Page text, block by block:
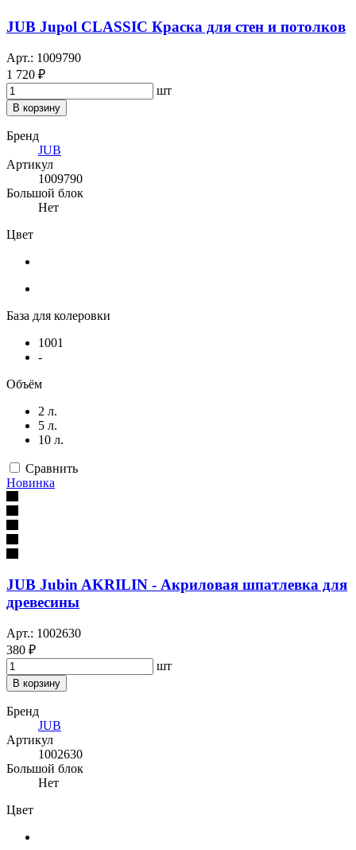
JUB Jupol CLASSIC Краска для стен и потолков
Арт.: 1009790
1 720 ₽
шт
В корзину
Бренд
JUB
Артикул
1009790
Большой блок
Нет
Цвет
База для колеровки
1001
-
Объём
2 л.
5 л.
10 л.
Сравнить
Новинка
JUB Jubin AKRILIN - Акриловая шпатлевка для
древесины
Арт.: 1002630
380 ₽
шт
В корзину
Бренд
JUB
Артикул
1002630
Большой блок
Нет
Цвет